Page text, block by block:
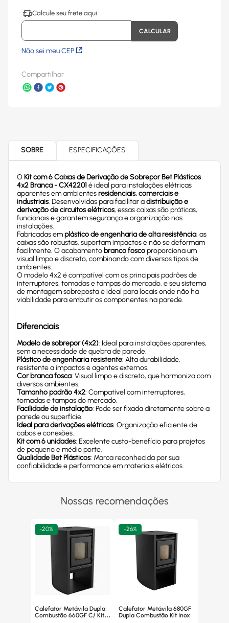
Não sei meu CEP
Compartilhar
SOBRE ESPECIFICAÇÕES
OKit com 6 Caixas de Derivação de Sobrepor Bet Plásticos
4x2 Branca - CX42201é ideal para instalações elétricas
aparentes em ambientesresidenciais, comerciais e
industriais. Desenvolvidas para facilitar adistribuição e
derivação de circuitos elétricos, essas caixas são práticas,
funcionais e garantem segurança e organização nas
instalações.
Fabricadas emplástico de engenharia de alta resistência, as
caixas são robustas, suportam impactos e não se deformam
facilmente. O acabamento branco foscoproporciona um
visual limpo e discreto, combinando com diversos tipos de
ambientes.
O modelo 4x2 é compatível com os principais padrões de
interruptores, tomadas e tampas do mercado, e seu sistema
de montagem sobreposta é ideal para locais onde não há
viabilidade para embutir os componentes na parede.
Diferenciais
Modelo de sobrepor (4x2): Ideal para instalações aparentes,
sem a necessidade de quebra de parede.
Plástico de engenharia resistente: Alta durabilidade,
resistente a impactos e agentes externos.
Cor branca fosca: Visual limpo e discreto, que harmoniza com
diversos ambientes.
Tamanho padrão 4x2: Compatível com interruptores,
tomadas e tampas do mercado.
Facilidade de instalação: Pode ser fixada diretamente sobre a
parede ou superfície.
Ideal para derivações elétricas: Organização eficiente de
cabos e conexões.
Kit com 6 unidades: Excelente custo-benefício para projetos
de pequeno e médio porte.
Qualidade Bet Plásticos: Marca reconhecida por sua
confiabilidade e performance em materiais elétricos.
Nossas recomendações
-20%
Calefator Metávila Dupla
Combustão 660GF C/ Kit
-26%
Calefator Metávila 680GF
Dupla Combustão Kit Inox